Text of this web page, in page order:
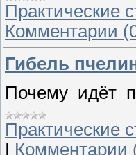
Практические
Комментарии
Гибель
Почему идёт
Практические
Комментарии